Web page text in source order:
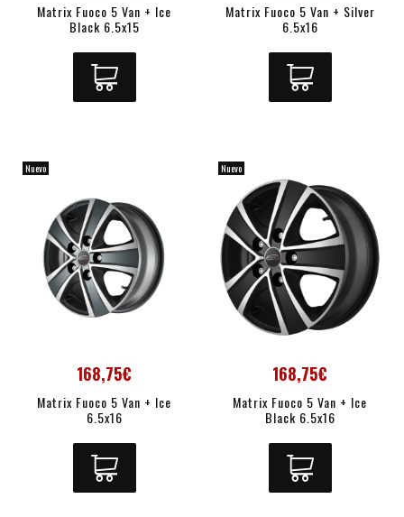
Matrix Fuoco 5 Van + Ice
Black 6.5x15
Matrix Fuoco 5 Van + Silver
6.5x16
Nuevo
168,75€
Matrix Fuoco 5 Van + Ice
6.5x16
Nuevo
168,75€
Matrix Fuoco 5 Van + Ice
Black 6.5x16